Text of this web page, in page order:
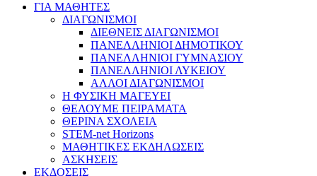
ΓΙΑ ΜΑΘΗΤΕΣ
ΔΙΑΓΩΝΙΣΜΟΙ
ΔΙΕΘΝΕΙΣ ΔΙΑΓΩΝΙΣΜΟΙ
ΠΑΝΕΛΛΗΝΙΟΙ ΔΗΜΟΤΙΚΟΥ
ΠΑΝΕΛΛΗΝΙΟΙ ΓΥΜΝΑΣΙΟΥ
ΠΑΝΕΛΛΗΝΙΟΙ ΛΥΚΕΙΟΥ
ΑΛΛΟΙ ΔΙΑΓΩΝΙΣΜΟΙ
Η ΦΥΣΙΚΗ ΜΑΓΕΥΕΙ
ΘΕΛΟΥΜΕ ΠΕΙΡΑΜΑΤΑ
ΘΕΡΙΝΑ ΣΧΟΛΕΙΑ
STEM-net Horizons
ΜΑΘΗΤΙΚΕΣ ΕΚΔΗΛΩΣΕΙΣ
ΑΣΚΗΣΕΙΣ
ΕΚΔΟΣΕΙΣ